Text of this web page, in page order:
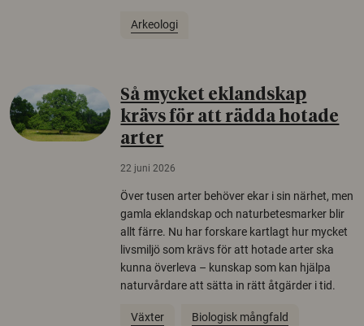
Arkeologi
Så mycket eklandskap
krävs för att rädda hotade
arter
22 juni 2026
Över tusen arter behöver ekar i sin närhet, men
gamla eklandskap och naturbetesmarker blir
allt färre. Nu har forskare kartlagt hur mycket
livsmiljö som krävs för att hotade arter ska
kunna överleva – kunskap som kan hjälpa
naturvårdare att sätta in rätt åtgärder i tid.
Växter Biologisk mångfald